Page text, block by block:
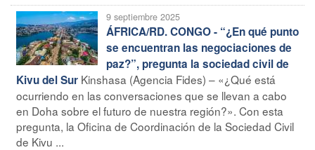
9 septiembre 2025
ÁFRICA/RD. CONGO - “¿En qué punto
se encuentran las negociaciones de
paz?”, pregunta la sociedad civil de
Kivu del Sur Kinshasa (Agencia Fides) – «¿Qué está
ocurriendo en las conversaciones que se llevan a cabo
en Doha sobre el futuro de nuestra región?». Con esta
pregunta, la Oficina de Coordinación de la Sociedad Civil
de Kivu ...